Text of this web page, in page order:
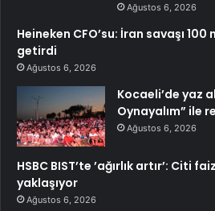
Ağustos 6, 2026
Heineken CFO’su: İran savaşı
getirdi
Ağustos 6, 2026
Kocaeli’de yaz
Oynayalım” ile
Ağustos 6, 2026
HSBC BIST’te ’ağırlık artır’: Citi
yaklaşıyor
Ağustos 6, 2026